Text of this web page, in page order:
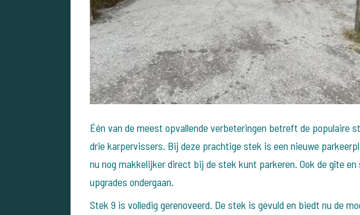
Één van de meest opvallende verbeteringen betreft de populaire
drie karpervissers. Bij deze prachtige stek is een nieuwe
nu nog makkelijker direct bij de stek kunt parkeren. Ook de gîte
upgrades ondergaan.
Stek 9 is volledig gerenoveerd. De stek is gevuld en biedt nu de